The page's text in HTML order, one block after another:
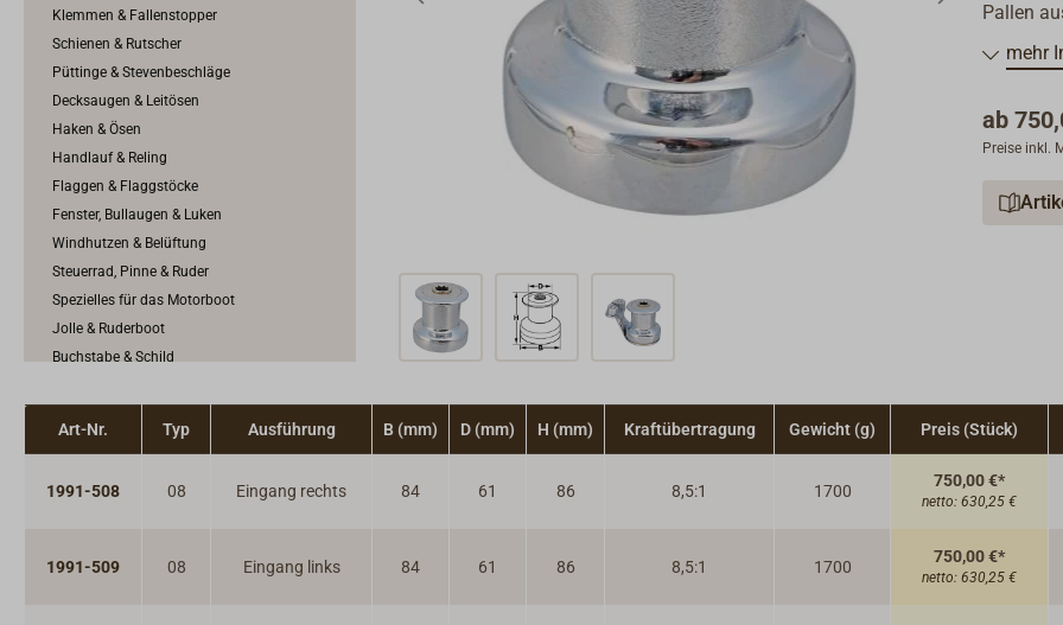
Klemmen & Fallenstopper
Schienen & Rutscher
Püttinge & Stevenbeschläge
Decksaugen & Leitösen
Haken & Ösen
Handlauf & Reling
Flaggen & Flaggstöcke
Fenster, Bullaugen & Luken
Windhutzen & Belüftung
Steuerrad, Pinne & Ruder
Spezielles für das Motorboot
Jolle & Ruderboot
Buchstabe & Schild
Pallen
Nylon.
Für die
Schot
mehr
ab
Preise inkl.
Art-Nr. Typ Ausführung B (mm) D (mm) H (mm) Kraftübertragung Gewicht (g) Preis (Stück)
1991-508 08 Eingang rechts 84 61 86 8,5:1 1700
750,00 €*
netto: 630,25 €
1991-509 08 Eingang links 84 61 86 8,5:1 1700
750,00 €*
netto: 630,25 €